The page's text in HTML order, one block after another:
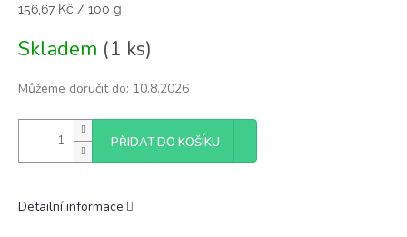
Měrná
156,67 Kč / 100 g
Skladem (1 ks)
Můžeme doručit do: 10.8.2026
PŘIDAT DO KOŠÍKU
Detailní informace